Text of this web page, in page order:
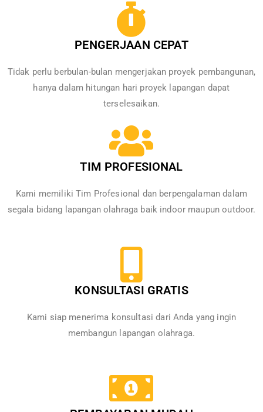
PENGERJAAN CEPAT
Tidak perlu berbulan-bulan mengerjakan proyek pembangunan,
hanya dalam hitungan hari proyek lapangan dapat
terselesaikan.
TIM PROFESIONAL
Kami memiliki Tim Profesional dan berpengalaman dalam
segala bidang lapangan olahraga baik indoor maupun outdoor.
KONSULTASI GRATIS
Kami siap menerima konsultasi dari Anda yang ingin
membangun lapangan olahraga.